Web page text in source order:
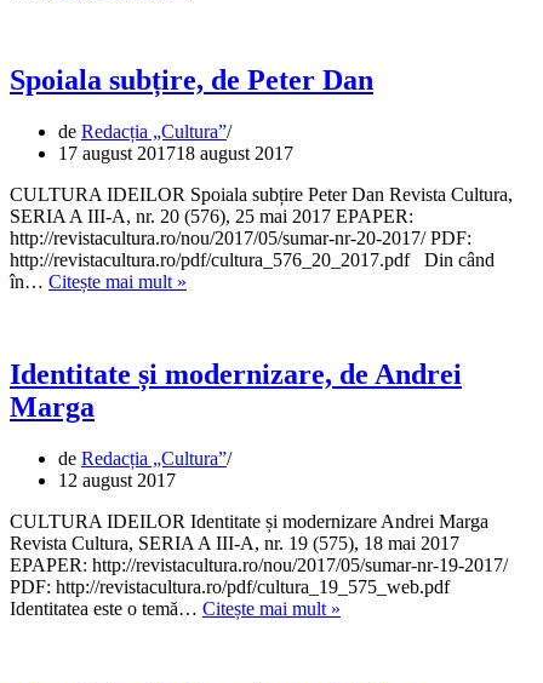
de
Andrei
Spoiala subțire, de Peter Dan
de Redacția „Cultura”
17 august 201718 august 2017
CULTURA IDEILOR Spoiala subțire Peter Dan Revista Cultura,
SERIA A III-A, nr. 20 (576), 25 mai 2017 EPAPER:
http://revistacultura.ro/nou/2017/05/sumar-nr-20-2017/ PDF:
http://revistacultura.ro/pdf/cultura_576_20_2017.pdf Din când
în… Citește mai mult »
Dan
Identitate și modernizare, de Andrei
Marga
de Redacția „Cultura”
12 august 2017
CULTURA IDEILOR Identitate și modernizare Andrei Marga
Revista Cultura, SERIA A III-A, nr. 19 (575), 18 mai 2017
EPAPER: http://revistacultura.ro/nou/2017/05/sumar-nr-19-2017/
PDF: http://revistacultura.ro/pdf/cultura_19_575_web.pdf
Identitatea este o temă… Citește mai mult »